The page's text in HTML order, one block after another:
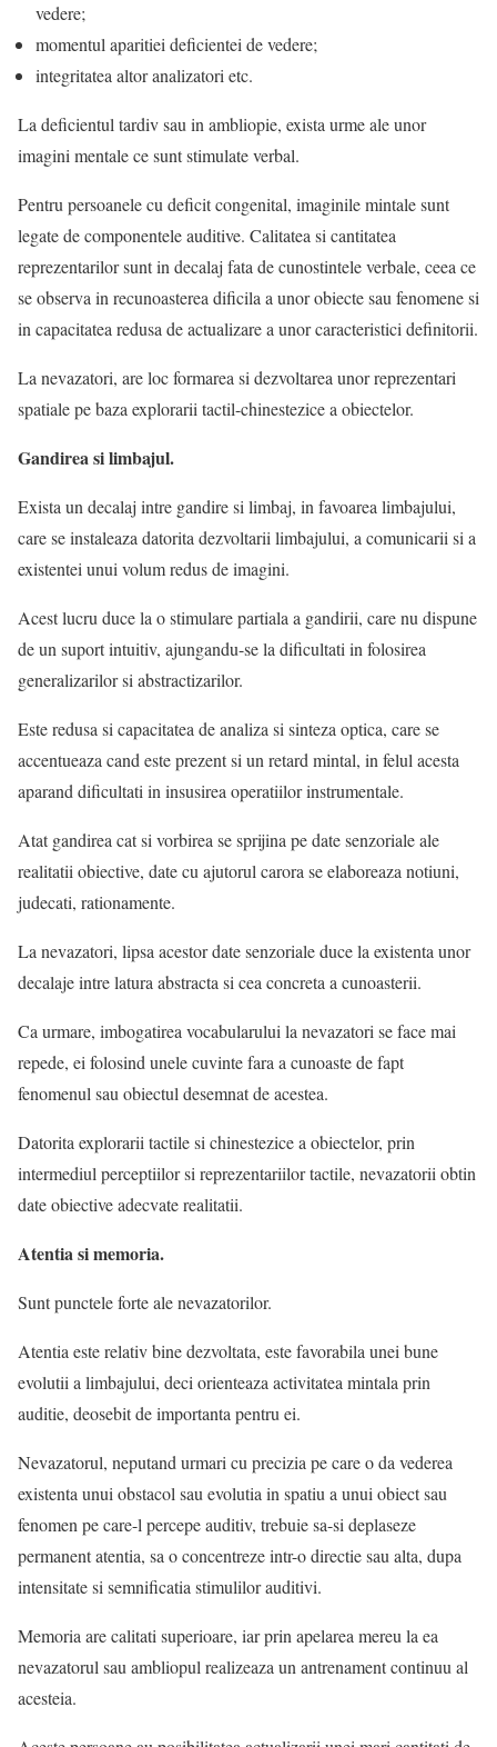
vedere;
momentul aparitiei deficientei de vedere;
integritatea altor analizatori etc.
La deficientul tardiv sau in ambliopie, exista urme ale unor
imagini mentale ce sunt stimulate verbal.
Pentru persoanele cu deficit congenital, imaginile mintale sunt
legate de componentele auditive. Calitatea si cantitatea
reprezentarilor sunt in decalaj fata de cunostintele verbale, ceea ce
se observa in recunoasterea dificila a unor obiecte sau fenomene si
in capacitatea redusa de actualizare a unor caracteristici definitorii.
La nevazatori, are loc formarea si dezvoltarea unor reprezentari
spatiale pe baza explorarii tactil-chinestezice a obiectelor.
Gandirea si limbajul.
Exista un decalaj intre gandire si limbaj, in favoarea limbajului,
care se instaleaza datorita dezvoltarii limbajului, a comunicarii si a
existentei unui volum redus de imagini.
Acest lucru duce la o stimulare partiala a gandirii, care nu dispune
de un suport intuitiv, ajungandu-se la dificultati in folosirea
generalizarilor si abstractizarilor.
Este redusa si capacitatea de analiza si sinteza optica, care se
accentueaza cand este prezent si un retard mintal, in felul acesta
aparand dificultati in insusirea operatiilor instrumentale.
Atat gandirea cat si vorbirea se sprijina pe date senzoriale ale
realitatii obiective, date cu ajutorul carora se elaboreaza notiuni,
judecati, rationamente.
La nevazatori, lipsa acestor date senzoriale duce la existenta unor
decalaje intre latura abstracta si cea concreta a cunoasterii.
Ca urmare, imbogatirea vocabularului la nevazatori se face mai
repede, ei folosind unele cuvinte fara a cunoaste de fapt
fenomenul sau obiectul desemnat de acestea.
Datorita explorarii tactile si chinestezice a obiectelor, prin
intermediul perceptiilor si reprezentariilor tactile, nevazatorii obtin
date obiective adecvate realitatii.
Atentia si memoria.
Sunt punctele forte ale nevazatorilor.
Atentia este relativ bine dezvoltata, este favorabila unei bune
evolutii a limbajului, deci orienteaza activitatea mintala prin
auditie, deosebit de importanta pentru ei.
Nevazatorul, neputand urmari cu precizia pe care o da vederea
existenta unui obstacol sau evolutia in spatiu a unui obiect sau
fenomen pe care-l percepe auditiv, trebuie sa-si deplaseze
permanent atentia, sa o concentreze intr-o directie sau alta, dupa
intensitate si semnificatia stimulilor auditivi.
Memoria are calitati superioare, iar prin apelarea mereu la ea
nevazatorul sau ambliopul realizeaza un antrenament continuu al
acesteia.